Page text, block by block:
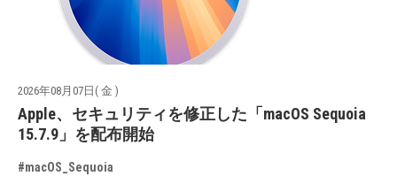
2026年08月07日( 金 )
Apple、セキュリティを修正した「macOS Sequoia
15.7.9」を配布開始
#macOS_Sequoia